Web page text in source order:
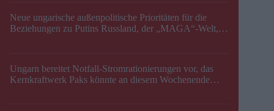
Neue ungarische außenpolitische Prioritäten für die
Beziehungen zu Putins Russland, der „MAGA“-Welt,
Ungarn bereitet Notfall-Stromrationierungen vor, das
Kernkraftwerk Paks könnte an diesem Wochenende